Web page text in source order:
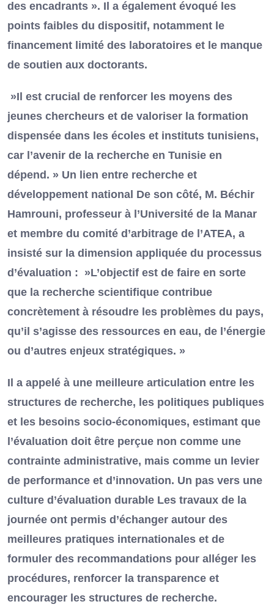
des encadrants ». Il a également évoqué les
points faibles du dispositif, notamment le
financement limité des laboratoires et le manque
de soutien aux doctorants.
»Il est crucial de renforcer les moyens des
jeunes chercheurs et de valoriser la formation
dispensée dans les écoles et instituts tunisiens,
car l’avenir de la recherche en Tunisie en
dépend. » Un lien entre recherche et
développement national De son côté, M. Béchir
Hamrouni, professeur à l’Université de la Manar
et membre du comité d’arbitrage de l’ATEA, a
insisté sur la dimension appliquée du processus
d’évaluation : »L’objectif est de faire en sorte
que la recherche scientifique contribue
concrètement à résoudre les problèmes du pays,
qu’il s’agisse des ressources en eau, de l’énergie
ou d’autres enjeux stratégiques. »
Il a appelé à une meilleure articulation entre les
structures de recherche, les politiques publiques
et les besoins socio-économiques, estimant que
l’évaluation doit être perçue non comme une
contrainte administrative, mais comme un levier
de performance et d’innovation. Un pas vers une
culture d’évaluation durable Les travaux de la
journée ont permis d’échanger autour des
meilleures pratiques internationales et de
formuler des recommandations pour alléger les
procédures, renforcer la transparence et
encourager les structures de recherche.